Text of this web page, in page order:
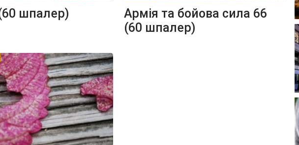
шпалер)
Армія та бойова сила 66
(60 шпалер)